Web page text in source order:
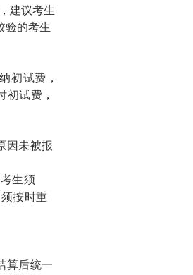
建议考生
验的考生
初试费，
试费，
因未被报
生须
按时重
算后统一